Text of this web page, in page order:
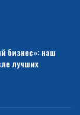
бизнес»: наш
лучших